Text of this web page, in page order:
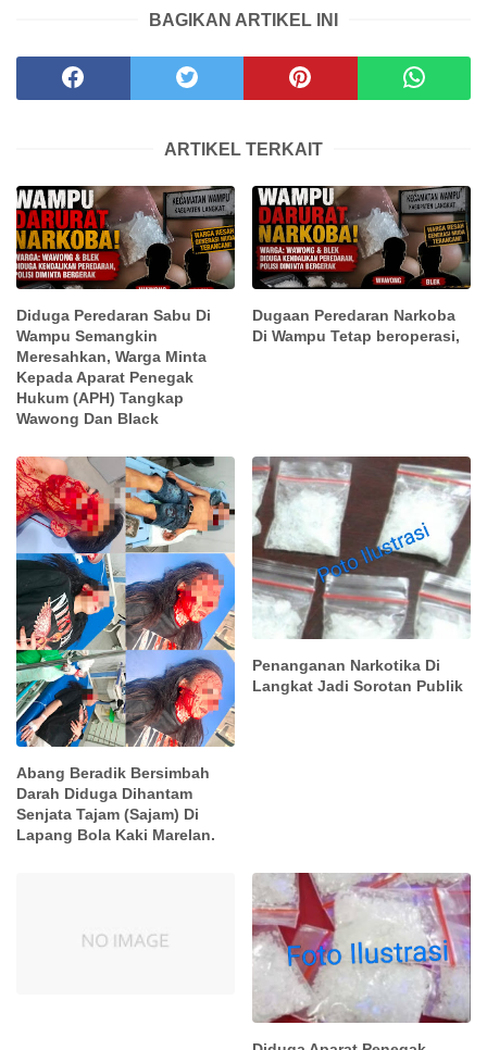
BAGIKAN ARTIKEL INI
ARTIKEL TERKAIT
Diduga Peredaran Sabu Di
Wampu Semangkin
Meresahkan, Warga Minta
Kepada Aparat Penegak
Hukum (APH) Tangkap
Wawong Dan Black
Dugaan Peredaran Narkoba
Di Wampu Tetap beroperasi,
Abang Beradik Bersimbah
Darah Diduga Dihantam
Senjata Tajam (Sajam) Di
Lapang Bola Kaki Marelan.
Penanganan Narkotika Di
Langkat Jadi Sorotan Publik